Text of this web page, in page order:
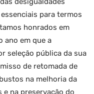
para termos
honrados em
ano em que a
seleção pública da sua
de retomada de
na melhoria da
e na preservação do